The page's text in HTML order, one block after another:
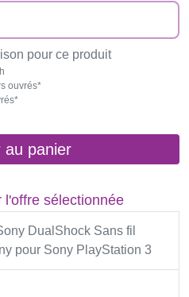
pour ce produit
ouvrés*
au panier
l'offre sélectionnée
DualShock Sans fil
pour Sony PlayStation 3